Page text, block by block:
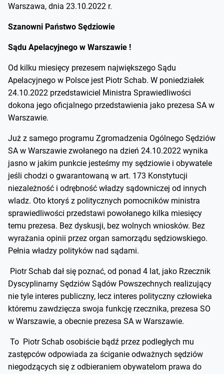
Warszawa, dnia 23.10.2022 r.
Szanowni Państwo Sędziowie
Sądu Apelacyjnego w Warszawie !
Od kilku miesięcy prezesem największego Sądu
Apelacyjnego w Polsce jest Piotr Schab. W poniedziałek
24.10.2022 przedstawiciel Ministra Sprawiedliwości
dokona jego oficjalnego przedstawienia jako prezesa SA w
Warszawie.
Już z samego programu Zgromadzenia Ogólnego Sędziów
SA w Warszawie zwołanego na dzień 24.10.2022 wynika
jasno w jakim punkcie jesteśmy my sędziowie i obywatele
jeśli chodzi o gwarantowaną w art. 173 Konstytucji
niezależność i odrębność władzy sądowniczej od innych
wladz. Oto ktoryś z politycznych pomocników ministra
sprawiedliwości przedstawi powołanego kilka miesięcy
temu prezesa. Bez dyskusji, bez wolnych wniosków. Bez
wyrażania opinii przez organ samorządu sędziowskiego.
Pełnia władzy polityków nad sądami.
Piotr Schab dał się poznać, od ponad 4 lat, jako Rzecznik
Dyscyplinarny Sędziów Sądów Powszechnych realizujący
nie tyle interes publiczny, lecz interes polityczny człowieka
któremu zawdzięcza swoja funkcję rzecznika, prezesa SO
w Warszawie, a obecnie prezesa SA w Warszawie.
To Piotr Schab osobiście bądź przez podległych mu
zastępców odpowiada za ściganie odważnych sędziów
niegodzących się z odbieraniem obywatelom prawa do